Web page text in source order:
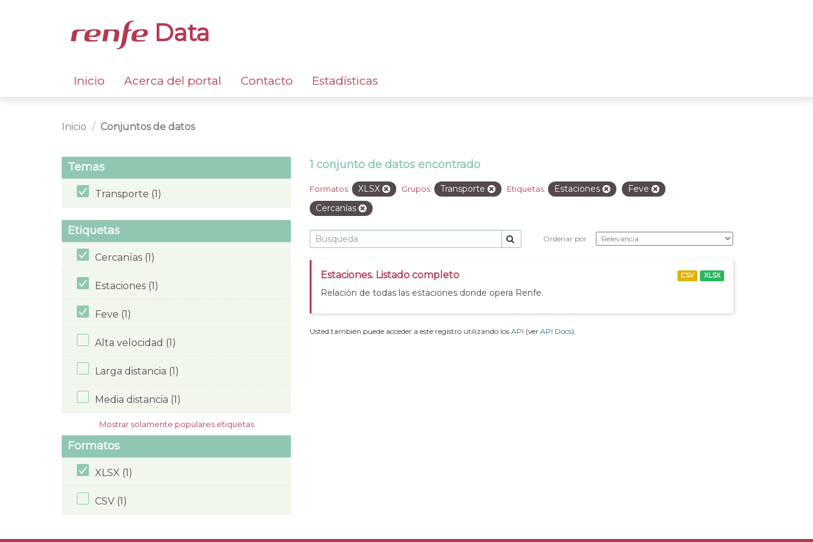
Data
Inicio Acerca del portal Contacto Estadísticas
Inicio Conjuntos de datos
Temas
Transporte (1)
Etiquetas
Cercanías (1)
Estaciones (1)
Feve (1)
Alta velocidad (1)
Larga distancia (1)
Media distancia (1)
Mostrar solamente populares etiquetas
Formatos
XLSX (1)
CSV (1)
1 conjunto de datos encontrado
Formatos: XLSX Grupos: Transporte Etiquetas: Estaciones
Feve
Cercanías
Ordenar por
Estaciones. Listado completo
Relación de todas las estaciones donde opera Renfe.
CSV XLSX
Usted también puede acceder a este registro utilizando los API (ver API Docs).